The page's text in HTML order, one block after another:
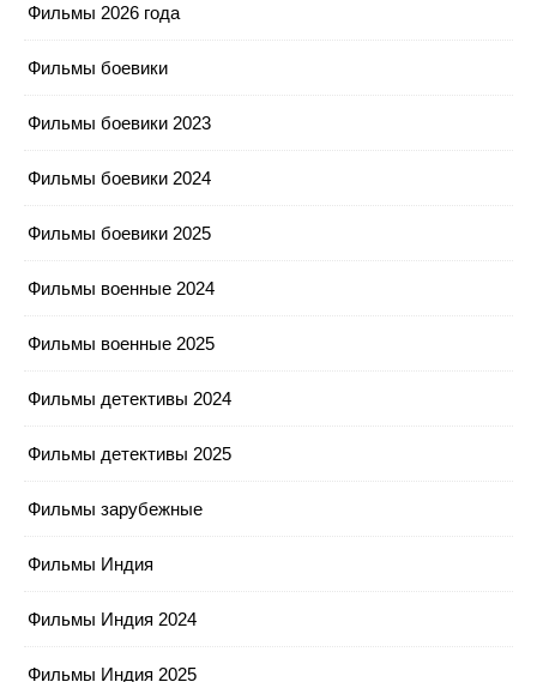
Фильмы 2026 года
Фильмы боевики
Фильмы боевики 2023
Фильмы боевики 2024
Фильмы боевики 2025
Фильмы военные 2024
Фильмы военные 2025
Фильмы детективы 2024
Фильмы детективы 2025
Фильмы зарубежные
Фильмы Индия
Фильмы Индия 2024
Фильмы Индия 2025